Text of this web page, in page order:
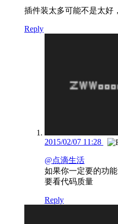
插件装太多可能不是太好
Reply
2015/02/07 11:28
@点滴生活
如果你一定要的功
要看代码质量
Reply